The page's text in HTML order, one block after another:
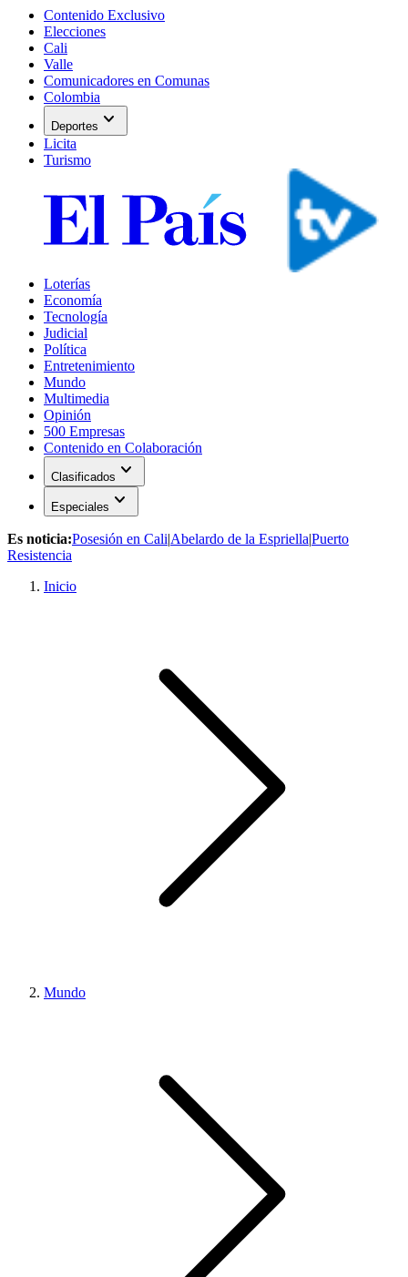
Contenido Exclusivo
Elecciones
Cali
Valle
Comunicadores en Comunas
Colombia
Deportes expand_more
Licita
Turismo
Loterías
Economía
Tecnología
Judicial
Política
Entretenimiento
Mundo
Multimedia
Opinión
500 Empresas
Contenido en Colaboración
Clasificados expand_more
Especiales expand_more
Es noticia:Posesión en Cali|Abelardo de la Espriella|Puerto
Resistencia
Inicio
Mundo